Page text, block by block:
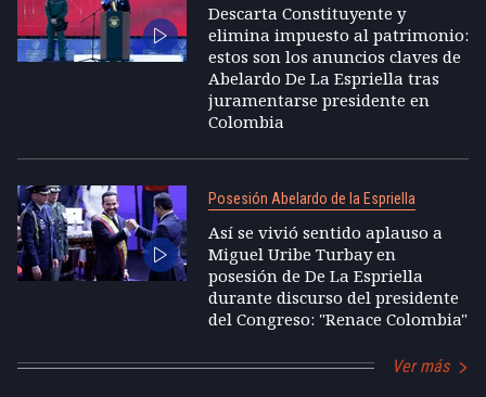
Descarta Constituyente y
elimina impuesto al patrimonio:
estos son los anuncios claves de
Abelardo De La Espriella tras
juramentarse presidente en
Colombia
Posesión Abelardo de la Espriella
Así se vivió sentido aplauso a
Miguel Uribe Turbay en
posesión de De La Espriella
durante discurso del presidente
del Congreso: "Renace Colombia"
Ver más